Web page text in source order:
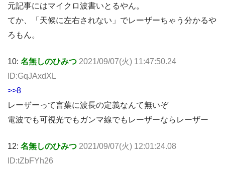
元記事にはマイクロ波書いとるやん。
てか、「天候に左右されない」でレーザーちゃう分かるや
ろもん。
10: 名無しのひみつ 2021/09/07(火) 11:47:50.24
ID:GqJAxdXL
>>8
レーザーって言葉に波長の定義なんて無いぞ
電波でも可視光でもガンマ線でもレーザーならレーザー
12: 名無しのひみつ 2021/09/07(火) 12:01:24.08
ID:tZbFYh26